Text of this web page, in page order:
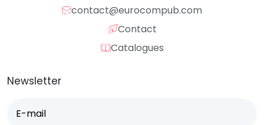
contact@eurocompub.com
Contact
Catalogues
Newsletter
mail(Nécessaire)